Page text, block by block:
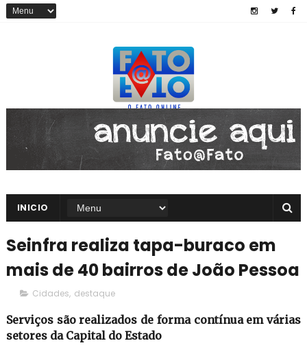
INICIO
Seinfra realiza tapa-buraco em
mais de 40 bairros de João Pessoa
Cidades, destaque
Serviços são realizados de forma contínua em várias
setores da Capital do Estado